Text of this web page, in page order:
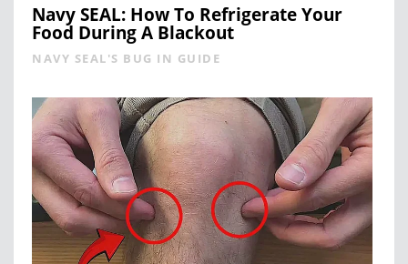
Navy SEAL: How To Refrigerate Your
Food During A Blackout
NAVY SEAL'S BUG IN GUIDE